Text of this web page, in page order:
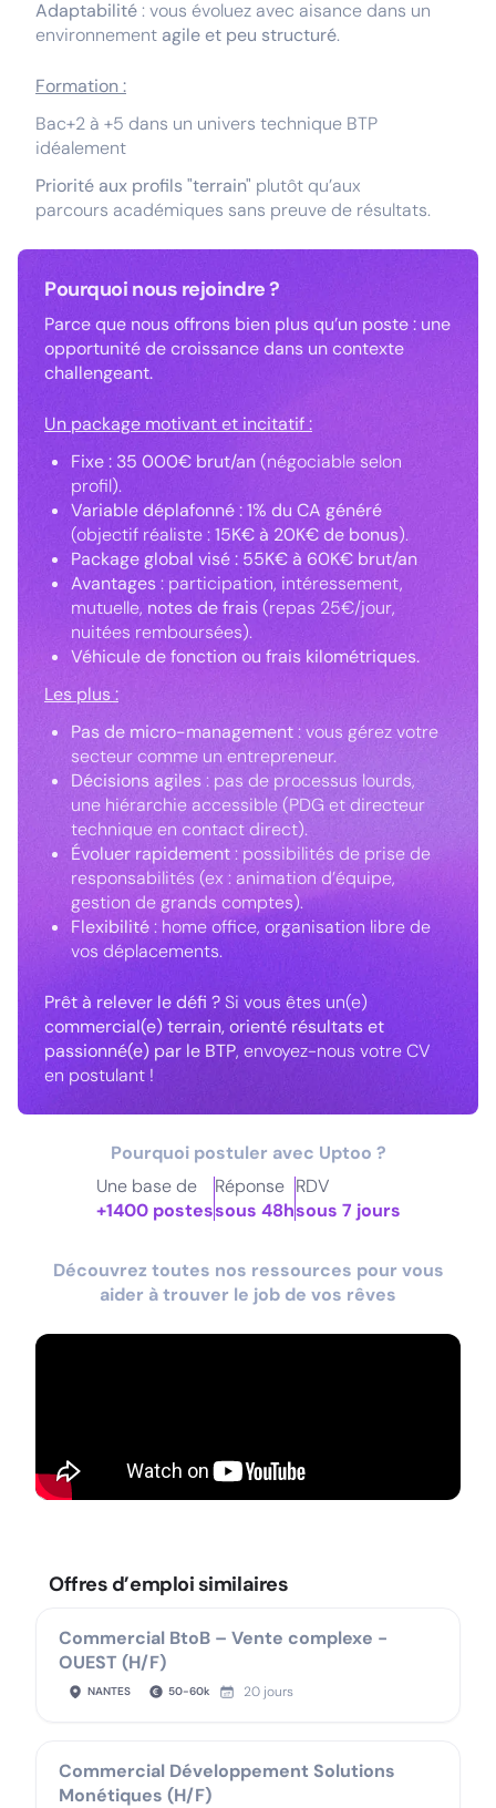
Adaptabilité: vous évoluez avec aisance dans un
environnement agile et peu structuré.
Formation :
Bac+2 à +5 dans un univers technique BTP
idéalement
Priorité aux profils "terrain" plutôt qu’aux
parcours académiques sans preuve de résultats.
Pourquoi nous rejoindre ?
Parce que nous offrons bien plus qu’un poste : une
opportunité de croissance dans un contexte
challengeant.
Un package motivant et incitatif :
Fixe : 35 000€ brut/an(négociable selon
profil).
Variable déplafonné : 1% du CA généré
(objectif réaliste :15K€ à 20K€ de bonus).
Package global visé : 55K€ à 60K€ brut/an
Avantages: participation, intéressement,
mutuelle, notes de frais(repas 25€/jour,
nuitées remboursées).
Véhicule de fonction ou frais kilométriques.
Les plus:
Pas de micro-management: vous gérez votre
secteur comme un entrepreneur.
Décisions agiles: pas de processus lourds,
une hiérarchie accessible (PDG et directeur
technique en contact direct).
Évoluer rapidement: possibilités de prise de
responsabilités (ex : animation d’équipe,
gestion de grands comptes).
Flexibilité: home office, organisation libre de
vos déplacements.
Prêt à relever le défi ?Si vous êtes un(e)
commercial(e) terrain, orienté résultats et
passionné(e) par le BTP, envoyez-nous votre CV
en postulant !
Pourquoi postuler avec Uptoo ?
Une base de
+1400 postes
Réponse
sous 48h
RDV
sous 7 jours
Découvrez toutes nos ressources pour vous
aider à trouver le job de vos rêves
Offres d’emploi similaires
Commercial BtoB – Vente complexe -
OUEST (H/F)
NANTES 50-60k 20 jours
Commercial Développement Solutions
Monétiques (H/F)